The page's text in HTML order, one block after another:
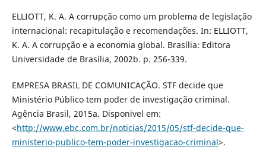
ELLIOTT, K. A. A corrupção como um problema de legislação
internacional: recapitulação e recomendações. In: ELLIOTT,
K. A. A corrupção e a economia global. Brasília: Editora
Universidade de Brasília, 2002b. p. 256-339.
EMPRESA BRASIL DE COMUNICAÇÃO. STF decide que
Ministério Público tem poder de investigação criminal.
Agência Brasil, 2015a. Disponivel em:
<http://www.ebc.com.br/noticias/2015/05/stf-decide-que-
ministerio-publico-tem-poder-investigacao-criminal>.